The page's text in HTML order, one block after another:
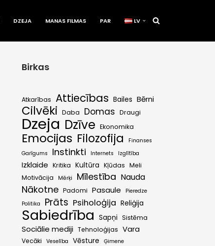
DZEJA MANAS FILMAS PAR LV
Birkas
Atkarības Attiecības Bailes Bērni
Cilvēki Daba Domas Draugi
Dzeja Dzīve Ekonomika
Emocijas Filozofija
Finanses
Garīgums
Instinkti Internets Izglītība
Izklaide Kritika Kultūra Kļūdas Meli
Motivācija
Mērķi Mīlestība Nauda
Nākotne Padomi Pasaule
Pieredze
Politika
Prāts Psiholoģija Reliģija
Sabiedrība Sapņi Sistēma
Sociālie mediji Tehnoloģijas Vara
Vecāki Veselība Vēsture Ģimene